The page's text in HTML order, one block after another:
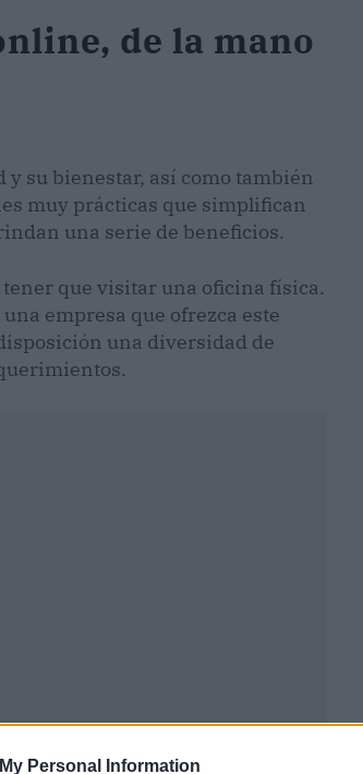
Personal Information
de la mano
su bienestar, así como también
muy prácticas que simplifican
una serie de beneficios.
que visitar una oficina física.
empresa que ofrezca este
una diversidad de